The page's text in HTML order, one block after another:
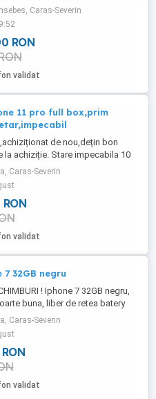
Caras-Severin
RON
validat
11 pro full box,prim
de nou,dețin bon
la achiziție. Stare impecabila 10
intervenții în service. Preț fix !!!
se poate vedea și testa in
Caras-Severin
validat
7 32GB negru
! Iphone 7 32GB negru,
buna, liber de retea batery
Caras-Severin
validat